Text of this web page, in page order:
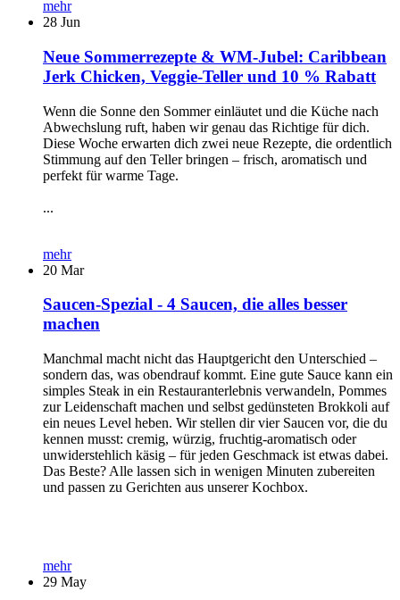
mehr
28 Jun
Neue Sommerrezepte & WM-Jubel: Caribbean
Jerk Chicken, Veggie-Teller und 10 % Rabatt
Wenn die Sonne den Sommer einläutet und die Küche nach
Abwechslung ruft, haben wir genau das Richtige für dich.
Diese Woche erwarten dich zwei neue Rezepte, die ordentlich
Stimmung auf den Teller bringen – frisch, aromatisch und
perfekt für warme Tage.
...
mehr
20 Mar
Saucen-Spezial - 4 Saucen, die alles besser
machen
Manchmal macht nicht das Hauptgericht den Unterschied –
sondern das, was obendrauf kommt. Eine gute Sauce kann ein
simples Steak in ein Restauranterlebnis verwandeln, Pommes
zur Leidenschaft machen und selbst gedünsteten Brokkoli auf
ein neues Level heben. Wir stellen dir vier Saucen vor, die du
kennen musst: cremig, würzig, fruchtig-aromatisch oder
unwiderstehlich käsig – für jeden Geschmack ist etwas dabei.
Das Beste? Alle lassen sich in wenigen Minuten zubereiten
und passen zu Gerichten aus unserer Kochbox.
mehr
29 May